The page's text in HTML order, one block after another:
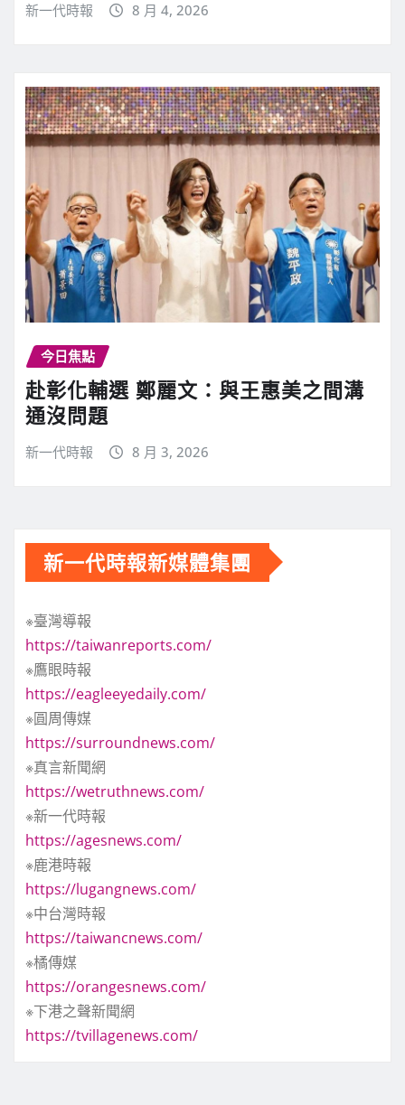
新一代時報 8 月 4, 2026
今日焦點
赴彰化輔選 鄭麗文：與王惠美之間溝
通沒問題
新一代時報 8 月 3, 2026
新一代時報新媒體集團
※臺灣導報
https://taiwanreports.com/
※鷹眼時報
https://eagleeyedaily.com/
※圓周傳媒
https://surroundnews.com/
※真言新聞網
https://wetruthnews.com/
※新一代時報
https://agesnews.com/
※鹿港時報
https://lugangnews.com/
※中台灣時報
https://taiwancnews.com/
※橘傳媒
https://orangesnews.com/
※下港之聲新聞網
https://tvillagenews.com/